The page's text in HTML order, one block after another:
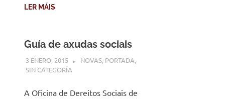
LER MÁIS
Guía de axudas sociais
3 ENERO, 2015 DESARROLLO
NOVAS, PORTADA,
SIN CATEGORÍA
A Oficina de Dereitos Sociais de